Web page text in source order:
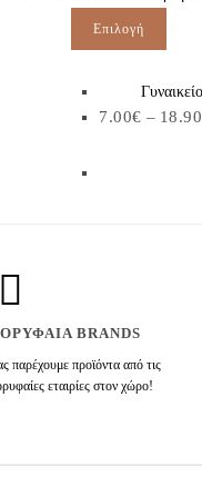
Επιλογή
7.00€ – 18.90
BRANDS
παρέχουμε προϊόντα από τις
εταιρίες στον χώρο!